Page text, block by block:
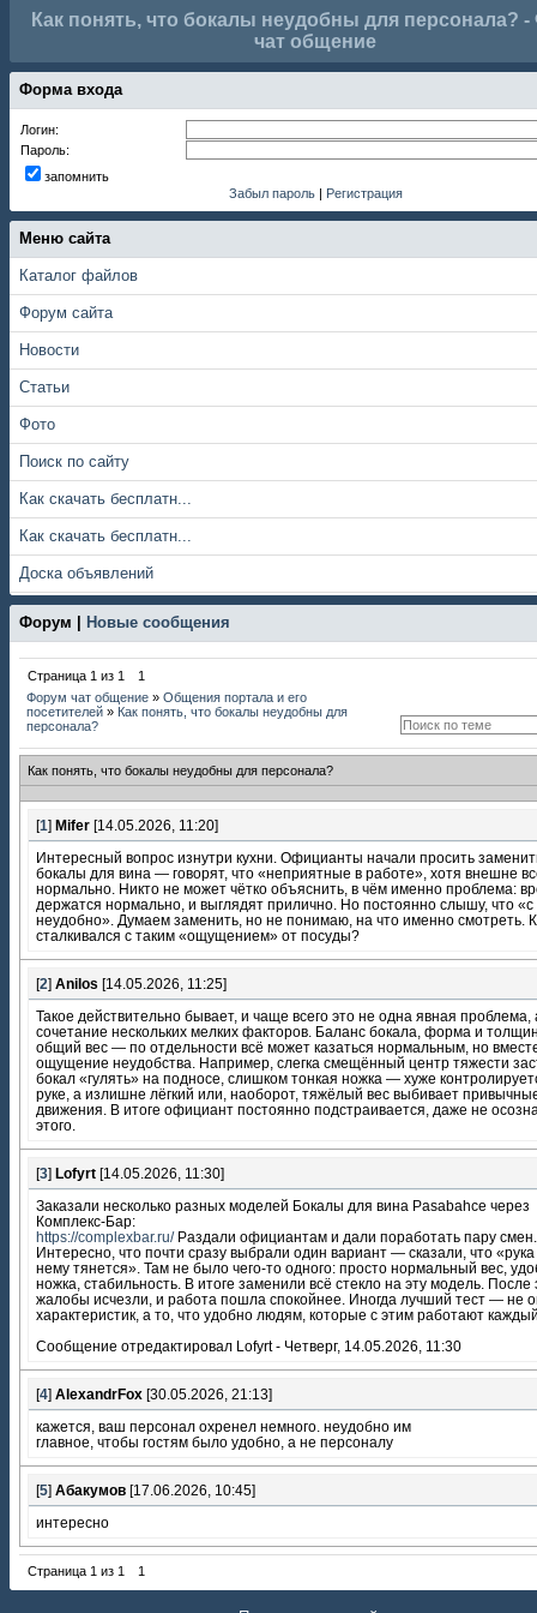
Как понять, что бокалы неудобны для персонала?
чат общение
Форма входа
Логин:
Пароль:
запомнить
Забыл пароль | Регистрация
Меню сайта
Каталог файлов
Форум сайта
Новости
Статьи
Фото
Поиск по сайту
Как скачать бесплатн...
Как скачать бесплатн...
Доска объявлений
Форум | Новые сообщения
Страница 1 из 1
1
Форум чат общение » Общения портала и его
посетителей » Как понять, что бокалы неудобны для
персонала?
Как понять, что бокалы неудобны для персонала?
[1] Mifer [14.05.2026, 11:20]
Интересный вопрос изнутри кухни. Официанты начали просить
бокалы для вина — говорят, что «неприятные в работе», хотя внешне
нормально. Никто не может чётко объяснить, в чём именно проблема:
держатся нормально, и выглядят прилично. Но постоянно слышу, что
неудобно». Думаем заменить, но не понимаю, на что именно смотреть.
сталкивался с таким «ощущением» от посуды?
[2] Anilos [14.05.2026, 11:25]
Такое действительно бывает, и чаще всего это не одна явная проблема,
сочетание нескольких мелких факторов. Баланс бокала, форма и
общий вес — по отдельности всё может казаться нормальным, но
ощущение неудобства. Например, слегка смещённый центр тяжести
бокал «гулять» на подносе, слишком тонкая ножка — хуже
руке, а излишне лёгкий или, наоборот, тяжёлый вес выбивает
движения. В итоге официант постоянно подстраивается, даже не
этого.
[3] Lofyrt [14.05.2026, 11:30]
Заказали несколько разных моделей Бокалы для вина Pasabahce через
Комплекс-Бар:
https://complexbar.ru/Раздали официантам и дали поработать пару смен.
Интересно, что почти сразу выбрали один вариант — сказали, что «рука
нему тянется». Там не было чего-то одного: просто нормальный вес,
ножка, стабильность. В итоге заменили всё стекло на эту модель. После
жалобы исчезли, и работа пошла спокойнее. Иногда лучший тест — не
характеристик, а то, что удобно людям, которые с этим работают
Сообщение отредактировал
Lofyrt- Четверг, 14.05.2026, 11:30
[4] AlexandrFox [30.05.2026, 21:13]
кажется, ваш персонал охренел немного. неудобно им
главное, чтобы гостям было удобно, а не персоналу
[5] Абакумов [17.06.2026, 10:45]
интересно
Страница 1 из 1 1